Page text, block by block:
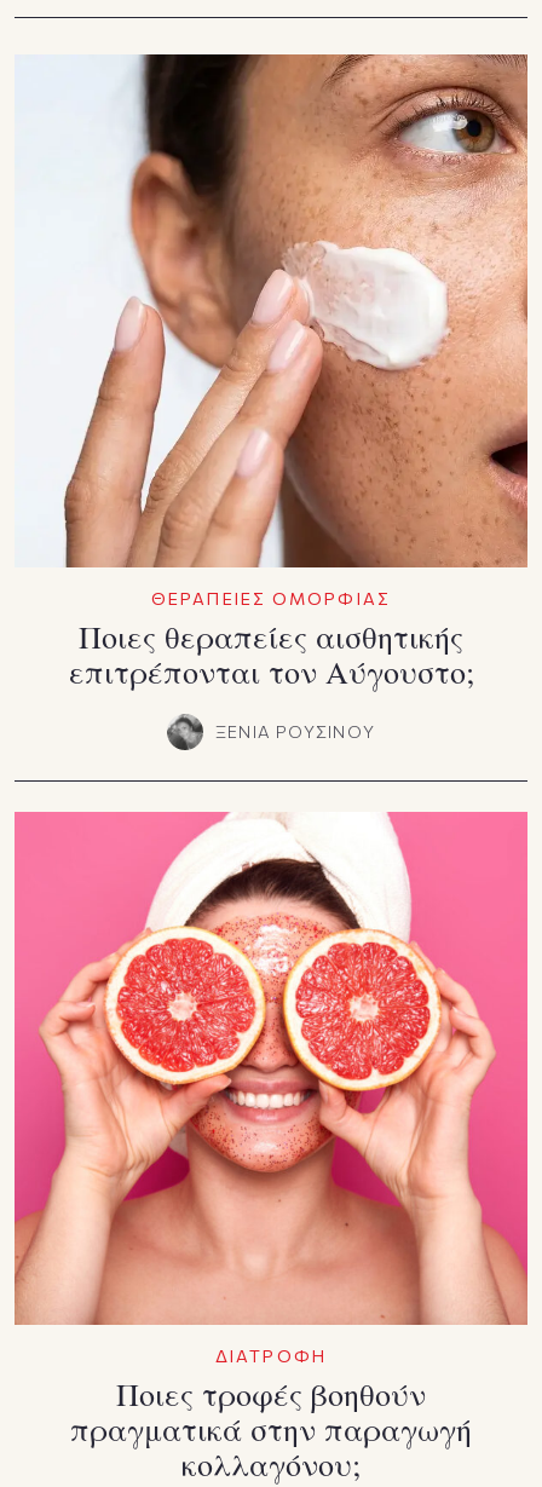
ΘΕΡΑΠΕΙΕΣ ΟΜΟΡΦΙΑΣ
Ποιες θεραπείες αισθητικής
επιτρέπονται τον Αύγουστο;
ΞΕΝΙΑ ΡΟΥΣΙΝΟΥ
ΔΙΑΤΡΟΦΗ
Ποιες τροφές βοηθούν
πραγματικά στην παραγωγή
κολλαγόνου;